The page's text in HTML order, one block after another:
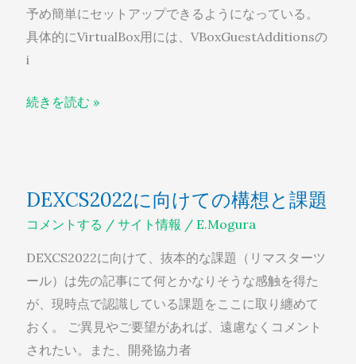
予め簡単にセットアップできるようになっている。
具体的にVirtualBox用には、VBoxGuestAdditionsの
i
続きを読む »
DEXCS2022に向けての構想と課題
コメントする / サイト情報 / E.Mogura
DEXCS2022に向けて、抜本的な課題（リマスターツ
ール）は先の記事にて何とかなりそうな感触を得た
が、現時点で認識している課題をここに取り纏めて
おく。 ご異見やご要望があれば、遠慮なくコメント
されたい。また、開発協力者
に
向